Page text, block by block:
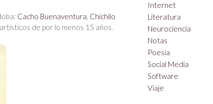
Cacho Buenaventura, Chichilo
de por lo menos 15 años.
Internet
Literatura
Neurociencia
Notas
Poesia
Social Media
Software
Viaje